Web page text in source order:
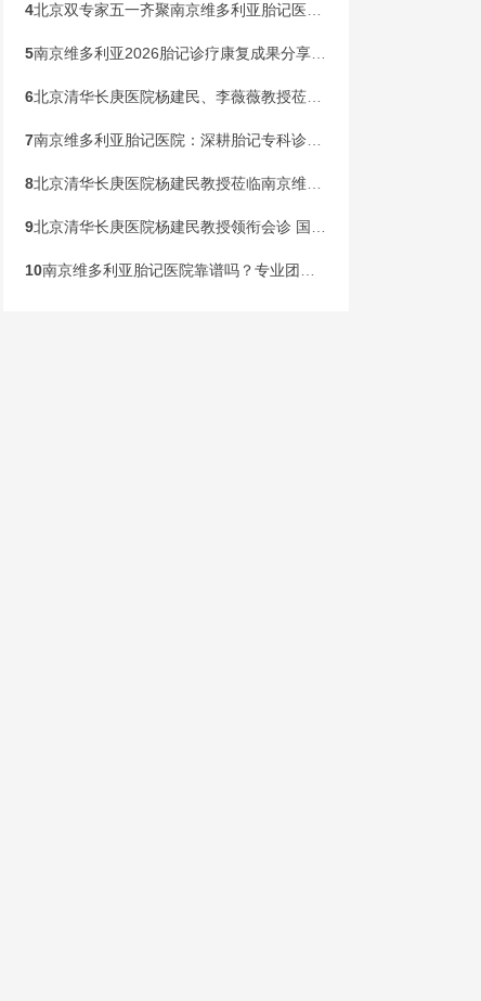
4北京双专家五一齐聚南京维多利亚胎记医院！开展京宁专家联合会诊
5南京维多利亚2026胎记诊疗康复成果分享会，共同见证康复新生
6北京清华长庚医院杨建民、李薇薇教授莅临南京维多利亚，国庆黄金周盛大开启胎记专病联合会诊！
7南京维多利亚胎记医院：深耕胎记专科诊疗，构建全龄健康管理新范式
8北京清华长庚医院杨建民教授莅临南京维多利亚胎记诊疗，本周末联合会诊开启！
9北京清华长庚医院杨建民教授领衔会诊 国家级公益基金助力胎记患儿健康行动在宁启动
10南京维多利亚胎记医院靠谱吗？专业团队，安心之选